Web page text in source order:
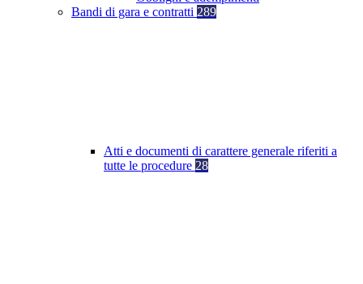
Bandi di gara e contratti 289
Atti e documenti di carattere generale riferiti a
tutte le procedure 28